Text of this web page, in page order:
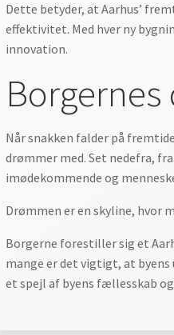
Dette betyder, at Aarhus’
effektivitet. Med hver ny
innovation.
Når snakken falder på
drømmer med. Set nedefra,
imødekommende og
Drømmen er en skyline, hvor
Borgerne forestiller sig et
mange er det vigtigt, at
et spejl af byens fællesskab